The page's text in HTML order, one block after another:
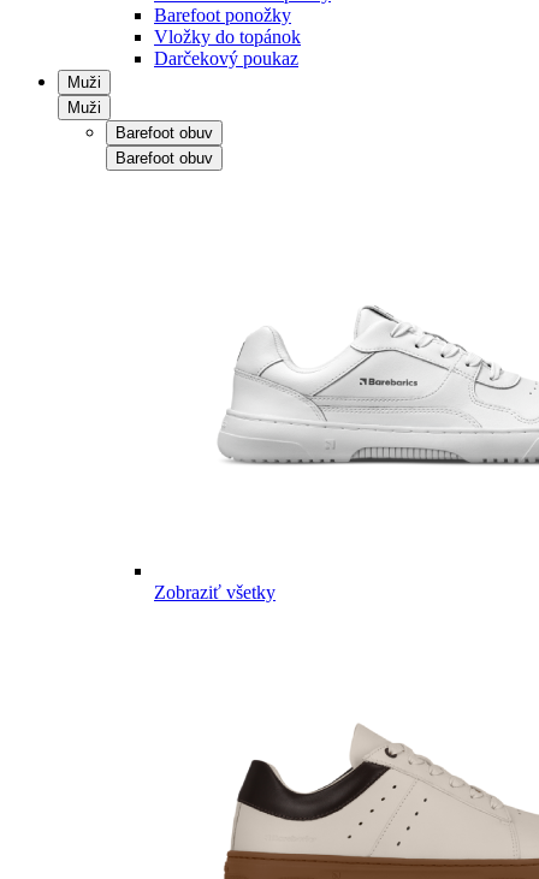
Barefoot ponožky
Vložky do topánok
Darčekový poukaz
Muži
Muži
Barefoot obuv
Barefoot obuv
Zobraziť všetky